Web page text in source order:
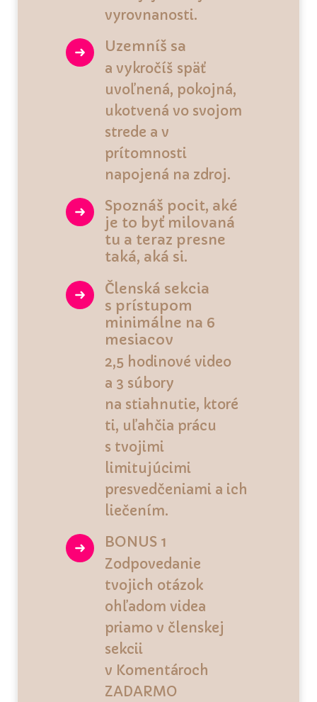
vyrovnanosti.
Uzemníš sa
a vykročíš späť
uvoľnená, pokojná,
ukotvená vo svojom
strede a v
prítomnosti
napojená na zdroj.
Spoznáš pocit, aké
je to byť milovaná
tu a teraz presne
taká, aká si.
Členská sekcia
s prístupom
minimálne na 6
mesiacov
2,5 hodinové video
a 3 súbory
na stiahnutie, ktoré
ti, uľahčia prácu
s tvojimi
limitujúcimi
presvedčeniami a ich
liečením.
BONUS 1
Zodpovedanie
tvojich otázok
ohľadom videa
priamo v členskej
sekcii
v Komentároch
ZADARMO